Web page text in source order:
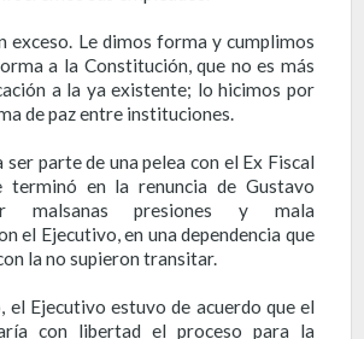
exceso. Le dimos forma y cumplimos
a la Constitución, que no es más
a la ya existente; lo hicimos por
de paz entre instituciones.
ser parte de una pelea con el Ex Fiscal
terminó en la renuncia de Gustavo
malsanas presiones y mala
el Ejecutivo, en una dependencia que
la no supieron transitar.
el Ejecutivo estuvo de acuerdo que el
con libertad el proceso para la